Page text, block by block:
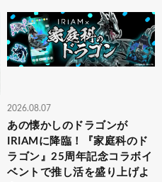
2026.08.07
あの懐かしのドラゴンが
IRIAMに降臨！『家庭科のド
ラゴン』25周年記念コラボイ
ベントで推し活を盛り上げよ